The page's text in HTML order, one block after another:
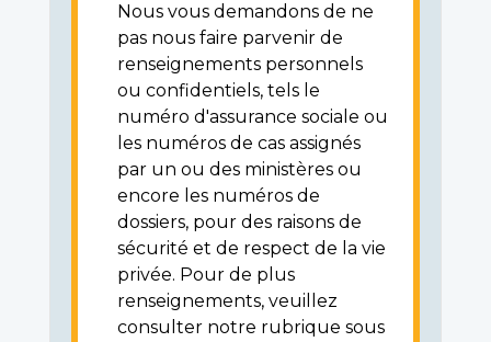
Nous vous demandons de ne
pas nous faire parvenir de
renseignements personnels
ou confidentiels, tels le
numéro d'assurance sociale ou
les numéros de cas assignés
par un ou des ministères ou
encore les numéros de
dossiers, pour des raisons de
sécurité et de respect de la vie
privée. Pour de plus
renseignements, veuillez
consulter notre rubrique sous